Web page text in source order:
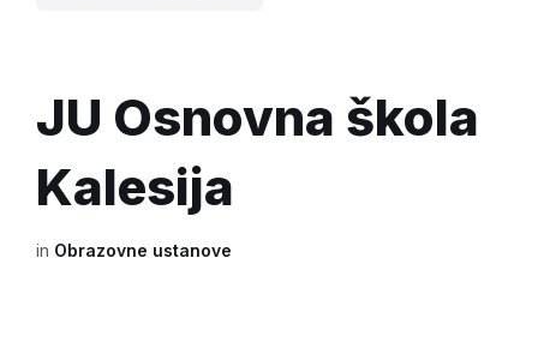
JU Osnovna škola
Kalesija
in Obrazovne ustanove